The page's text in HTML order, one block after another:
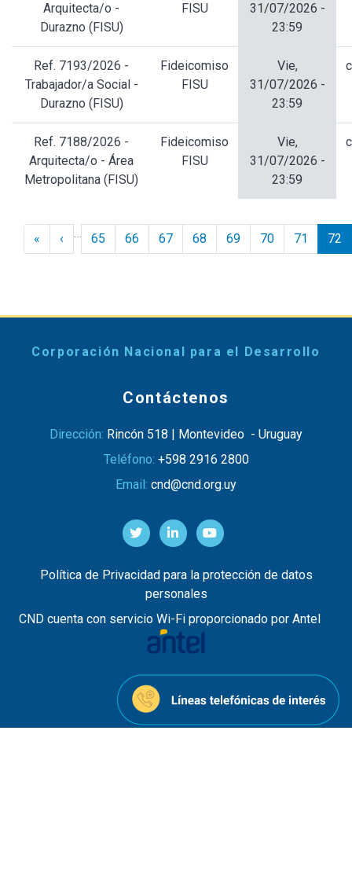
Arquitecta/o -
Durazno (FISU)
FISU
31/07/2026 -
23:59
Ref. 7193/2026 -
Trabajador/a Social -
Durazno (FISU)
Fideicomiso
FISU
Vie,
31/07/2026 -
23:59
Ref. 7188/2026 -
Arquitecta/o - Área
Metropolitana (FISU)
Fideicomiso
FISU
Vie,
31/07/2026 -
23:59
Paginación
« « Inicio
‹ ‹ Anterior
… 65 66 67 68 69 70 71 72
Corporación Nacional para el Desarrollo
Contáctenos
Dirección: Rincón 518 | Montevideo - Uruguay
Teléfono: +598 2916 2800
Email: cnd@cnd.org.uy
Política de Privacidad para la protección de datos
personales
CND cuenta con servicio Wi-Fi proporcionado por Antel